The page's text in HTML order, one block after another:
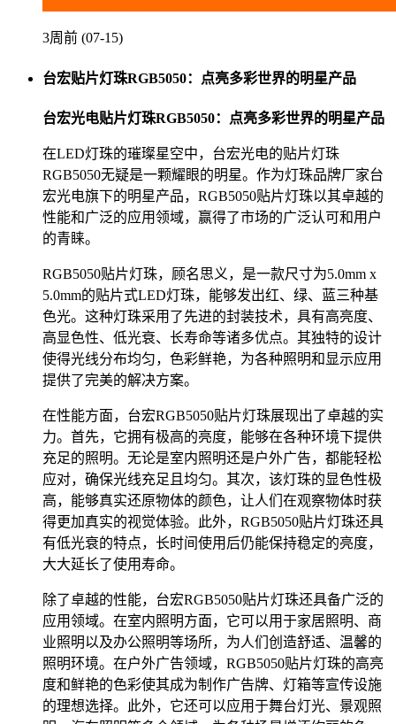
3周前 (07-15)
台宏贴片灯珠RGB5050：点亮多彩世界的明星产品
台宏光电贴片灯珠RGB5050：点亮多彩世界的明星产品
在LED灯珠的璀璨星空中，台宏光电的贴片灯珠
RGB5050无疑是一颗耀眼的明星。作为灯珠品牌厂家台
宏光电旗下的明星产品，RGB5050贴片灯珠以其卓越的
性能和广泛的应用领域，赢得了市场的广泛认可和用户
的青睐。
RGB5050贴片灯珠，顾名思义，是一款尺寸为5.0mm x
5.0mm的贴片式LED灯珠，能够发出红、绿、蓝三种基
色光。这种灯珠采用了先进的封装技术，具有高亮度、
高显色性、低光衰、长寿命等诸多优点。其独特的设计
使得光线分布均匀，色彩鲜艳，为各种照明和显示应用
提供了完美的解决方案。
在性能方面，台宏RGB5050贴片灯珠展现出了卓越的实
力。首先，它拥有极高的亮度，能够在各种环境下提供
充足的照明。无论是室内照明还是户外广告，都能轻松
应对，确保光线充足且均匀。其次，该灯珠的显色性极
高，能够真实还原物体的颜色，让人们在观察物体时获
得更加真实的视觉体验。此外，RGB5050贴片灯珠还具
有低光衰的特点，长时间使用后仍能保持稳定的亮度，
大大延长了使用寿命。
除了卓越的性能，台宏RGB5050贴片灯珠还具备广泛的
应用领域。在室内照明方面，它可以用于家居照明、商
业照明以及办公照明等场所，为人们创造舒适、温馨的
照明环境。在户外广告领域，RGB5050贴片灯珠的高亮
度和鲜艳的色彩使其成为制作广告牌、灯箱等宣传设施
的理想选择。此外，它还可以应用于舞台灯光、景观照